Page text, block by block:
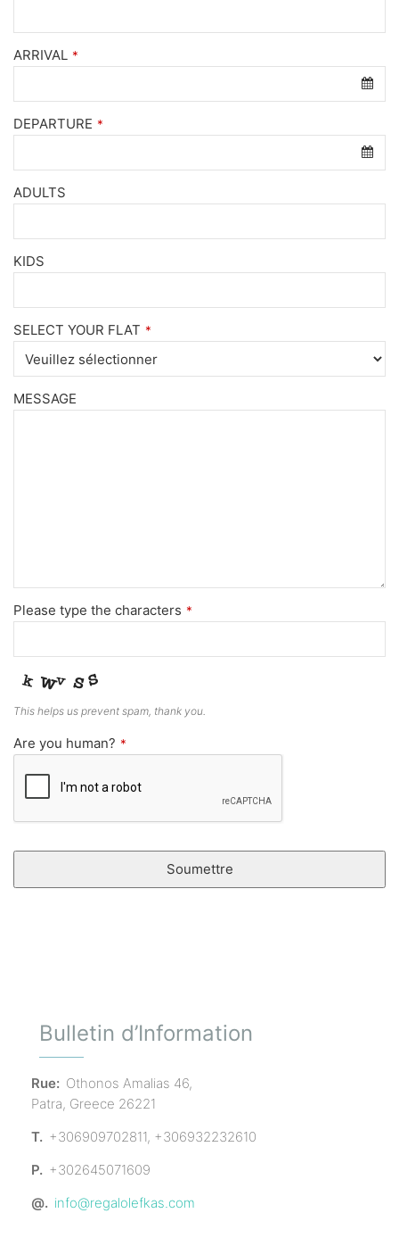
ARRIVAL *
DEPARTURE *
ADULTS
KIDS
SELECT YOUR FLAT *
MESSAGE
Please type the characters *
This helps us prevent spam, thank you.
Are you human? *
Soumettre
Bulletin d’Information
Rue: Othonos Amalias 46,
Patra, Greece 26221
T. +306909702811, +306932232610
P. +302645071609
@. info@regalolefkas.com